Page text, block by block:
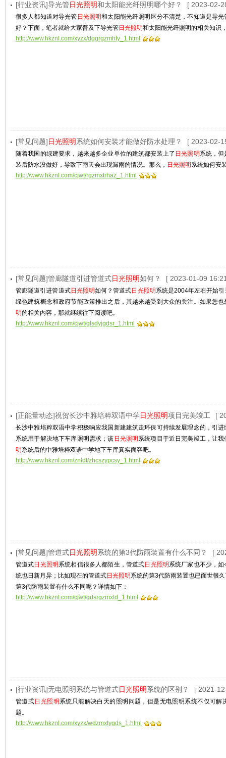
[行业资讯]导光管日光照明和太阳能光纤照明哪个好？ [ 2023-02-
很多人都知道对导光管 日光照明和太阳能光纤照明区分不清楚，不知道是导光
好？下面，笔者就给大家普及下导光管日光照明和太阳能光纤照明的相关知识
http://www.hkznl.com/xyzx/dggrgzmhty_1.html
[常见问题]日光照明系统如何安装才能做好防水处理？ [ 2023-02-
随着我国的绿建要求，越来越多企业单位的建筑都安装上了 日光照明 系统，
装后防水没做好，导致下雨天会出现漏雨的情况。那么， 日光照明 系统如何安
http://www.hkznl.com/cjwt/rgzmxtrhaz_1.html
[常见问题]管廊隧道引进管道式日光照明如何？ [ 2023-01-09
管廊隧道引进管道式日光照明如何？管道式日光照明 系统是2004年左右开始
绿色建筑概念和政府节能政策推出之后，其越来越受到大众的关注。如果您
明的相关内容，那就继续往下阅读吧。
http://www.hkznl.com/cjwt/glsdyjgdsr_1.html
[正能量动态]祝贺长沙中雅培粹双语中学日光照明项目完美竣工 [
长沙中雅培粹双语中学积极响应我国新建建筑走环保可持续发展理念的，引
系统用于解决地下车库照明需求；该 日光照明 系统项目于近日完美竣工，让
明 系统后的中雅培粹双语中学地下车库真实面容吧。
http://www.hkznl.com/znldt/zhcszypcsy_1.html
[常见问题]管道式日光照明系统的第3代防雨装置有什么不同？ [
管道式日光照明 系统相信很多人都陌生，管道式日光照明 系统厂家也不少，
统也日新月异；比如现在的管道式日光照明 系统的第3代防雨装置也已面世很
第3代防雨装置有什么不同呢？详情如下：
http://www.hkznl.com/cjwt/gdsrgzmxtd_1.html
[行业资讯]无电照明系统与管道式日光照明系统的区别？ [ 2021-
管道式日光照明 系统只能解决白天的照明问题，但是无电照明系统不仅可解
题。
http://www.hkznl.com/xyzx/wdzmxtygds_1.html